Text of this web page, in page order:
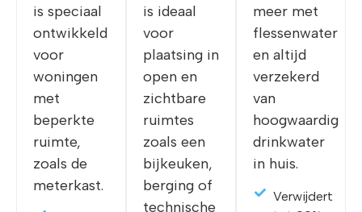
is speciaal
ontwikkeld
voor
woningen
met
beperkte
ruimte,
zoals de
meterkast.
is ideaal
voor
plaatsing in
open en
zichtbare
ruimtes
zoals een
bijkeuken,
berging of
technische
meer met
flessenwater
en altijd
verzekerd
van
hoogwaardig
drinkwater
in huis.
Verwijdert